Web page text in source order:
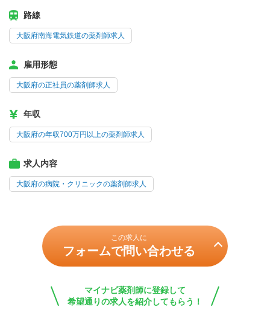
路線
大阪府南海電気鉄道の薬剤師求人
雇用形態
大阪府の正社員の薬剤師求人
年収
大阪府の年収700万円以上の薬剤師求人
求人内容
大阪府の病院・クリニックの薬剤師求人
この求人に
フォームで問い合わせる
マイナビ薬剤師に登録して
希望通りの求人を紹介してもらう！